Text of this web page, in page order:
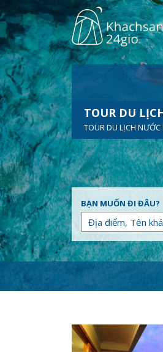
TOUR DU
TOUR DU LỊCH NƯỚC
BẠN MUỐN ĐI ĐÂU?